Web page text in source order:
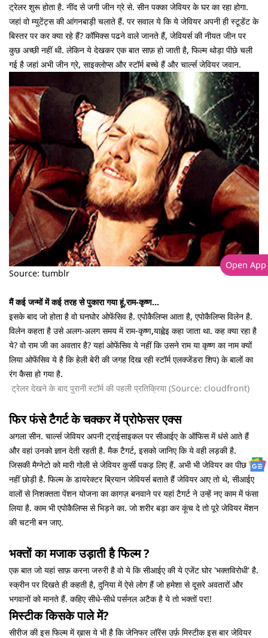
ट्रेलर शुरू होता है. नींद से जगी जीन ग्रे से. सीन पक्का जेवियर के घर का रहा होगा.
जहां वो म्युटेंट्स की आंगनबाड़ी चलाते हैं. पर सवाल ये कि ये जेवियर अपनी ही स्टूडेंट के
बिस्तर पर कर क्या रहे हैं? कॉमिक्स पढने वाले जानते हैं, जेवियर्स की नीयत जीन पर
कुछ अच्छी नहीं थी. लेकिन ये देखकर एक बात साफ़ हो जाती है, फिल्म थोड़ा पीछे चली
गई है जहां अभी जीन ग्रे, साइक्लोप्स और स्टॉर्म बच्चे हैं और चार्ल्स जेवियर जवान.
Source: tumblr
मैं कई जन्मों में कई तरह से पुकारा गया हूं,राम-कृष्ण...
इसके बाद जो होता है वो घनघोर ओफेंसिव है. एपोकैलिप्स आता है, एपोकैलिप्स विलेन है.
विलेन कहता है उसे अलग-अलग समय में राम-कृष्ण,याह्वेइ कहा जाता था. कह क्या रहा है
ये? वो राम जी का अवतार है? यहां ओफेंसिव ये नहीं कि उसने राम या कृष्ण का नाम क्यों
लिया ओफेंसिव ये है कि हेली बेरी की जगह दिख रही स्टॉर्म एलक्जेंडरा शिप) के बालों का
रंग कैसा हो गया है.
ट्रेलर देखने के बाद पुरानी स्टॉर्म की पहली प्रतिक्रिया (Source: cloudfront)
फिर फंसे टैगर्ट के चक्कर में प्रोफेसर एक्स
अगला सीन. चार्ल्स जेवियर अपनी ट्राईसाइकल पर सीआईए के ऑफिस में धंसे आते हैं
और वहां उनको ज्ञान देती रहती है. मैक टैगर्ट, इसको जानिए कि ये वही लड़की है.
जिसकी मैग्नेटो को मारी गोली से जेवियर कुर्सी पकड़ लिए हैं. अभी भी जेवियर का पीछा
नहीं छोड़ी है. फिल्म के डायरेक्टर ब्रियान जेवियर्स बताते हैं जेवियर आए तो थे, सीआईए
वालों से निशक्तता पेंशन योजना का कागज़ बनवाने पर यहां टैगर्ट ने उन्हें नए काम में फंसा
लिया है. काम भी एपोकैलिप्स से भिड़ने का. जो शरीर बड़ा कर कूंच दे तो पूरे जेवियर मेंशन
की चटनी बन जाए.
भक्तों का मजाक उड़ाती है फिल्म ?
एक बात जो यहां साफ़ करना जरुरी है वो ये कि सीआईए की ये एजेंट घोर 'भक्तविरोधी' है.
स्क्रीन पर दिखते ही कहती है, दुनिया में ऐसे लोग हैं जो हमेशा से दूसरे अवतारों और
भगवानों को मानते हैं. कहिए सीधे-सीधे पर्सनल अटैक है ये तो भक्तों पर!!
मिस्टीक किसके पाले में?
सीरीज की इस फिल्म में ख़ास ये भी है कि जेनिफर लॉरेंस उर्फ़ मिस्टीक इस बार जेवियर
Open App